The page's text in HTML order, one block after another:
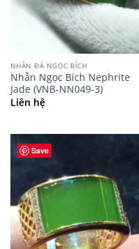
NHẪN ĐÁ NGỌC BÍCH
Nhẫn Ngọc Bích Nephrite
Jade (VNB-NN049-3)
Liên hệ
Save